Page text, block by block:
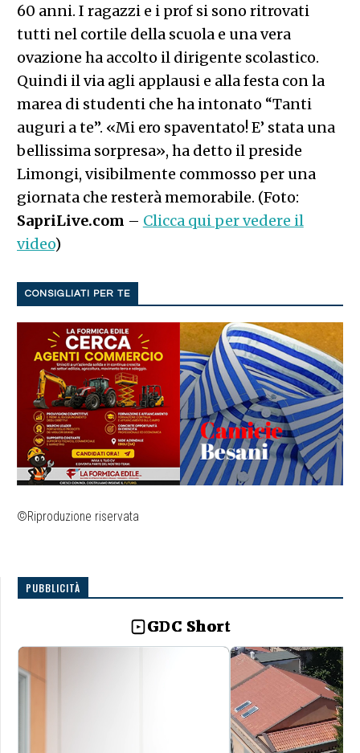
60 anni. I ragazzi e i prof si sono ritrovati
tutti nel cortile della scuola e una vera
ovazione ha accolto il dirigente scolastico.
Quindi il via agli applausi e alla festa con la
marea di studenti che ha intonato “Tanti
auguri a te”. «Mi ero spaventato! E’ stata una
bellissima sorpresa», ha detto il preside
Limongi, visibilmente commosso per una
giornata che resterà memorabile. (Foto:
SapriLive.com – Clicca qui per vedere il
video)
CONSIGLIATI PER TE
©Riproduzione riservata
PUBBLICITÀ
GDC Short